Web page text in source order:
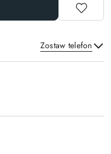
Zostaw telefon